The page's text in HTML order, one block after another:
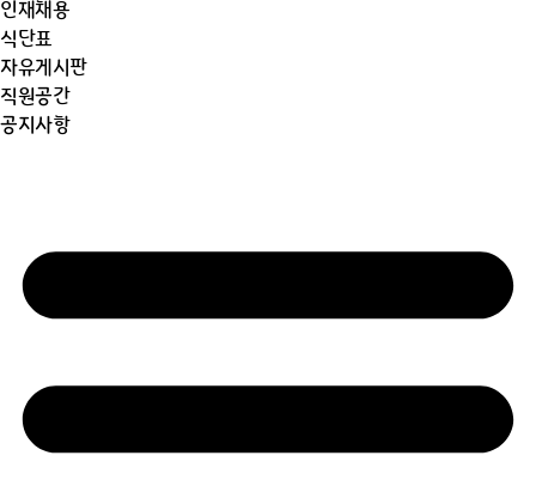
인재채용
식단표
자유게시판
직원공간
공지사항